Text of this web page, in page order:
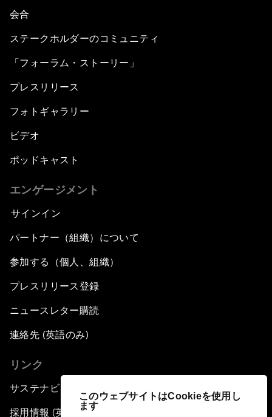
このウェブサイトはCookieを使用し
ます
会合
ステークホルダーのコミュニティ
「フォーラム・ストーリー」
プレスリリース
フォトギャラリー
ビデオ
ポッドキャスト
エンゲージメント
サインイン
パートナー（組織）について
参加する（個人、組織）
プレスリリース登録
ニュースレター購読
連絡先 (英語のみ)
リンク
サステナビリティへの取り組み
採用情報 (英語のみ)